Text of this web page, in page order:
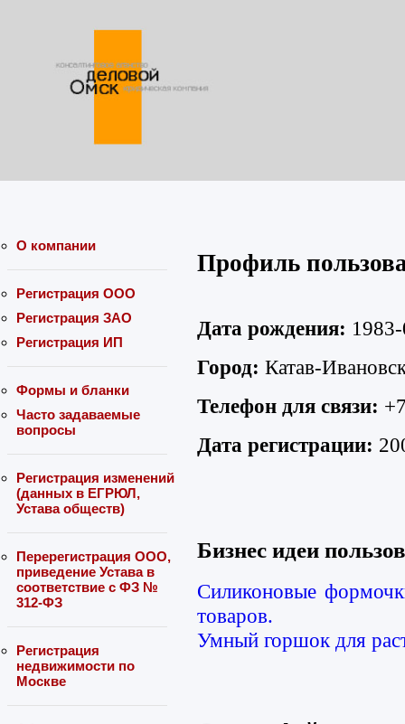
О компании
Регистрация ООО
Регистрация ЗАО
Регистрация ИП
Формы и бланки
Часто задаваемые
вопросы
Регистрация изменений
(данных в ЕГРЮЛ,
Устава обществ)
Перерегистрация ООО,
приведение Устава в
соответствие с ФЗ №
312-ФЗ
Регистрация
недвижимости по
Москве
Профиль
Дата рождения:
Город: Катав-
Телефон для связи:
Дата регистрации:
Бизнес идеи
Силиконовые
товаров.
Умный горшок для